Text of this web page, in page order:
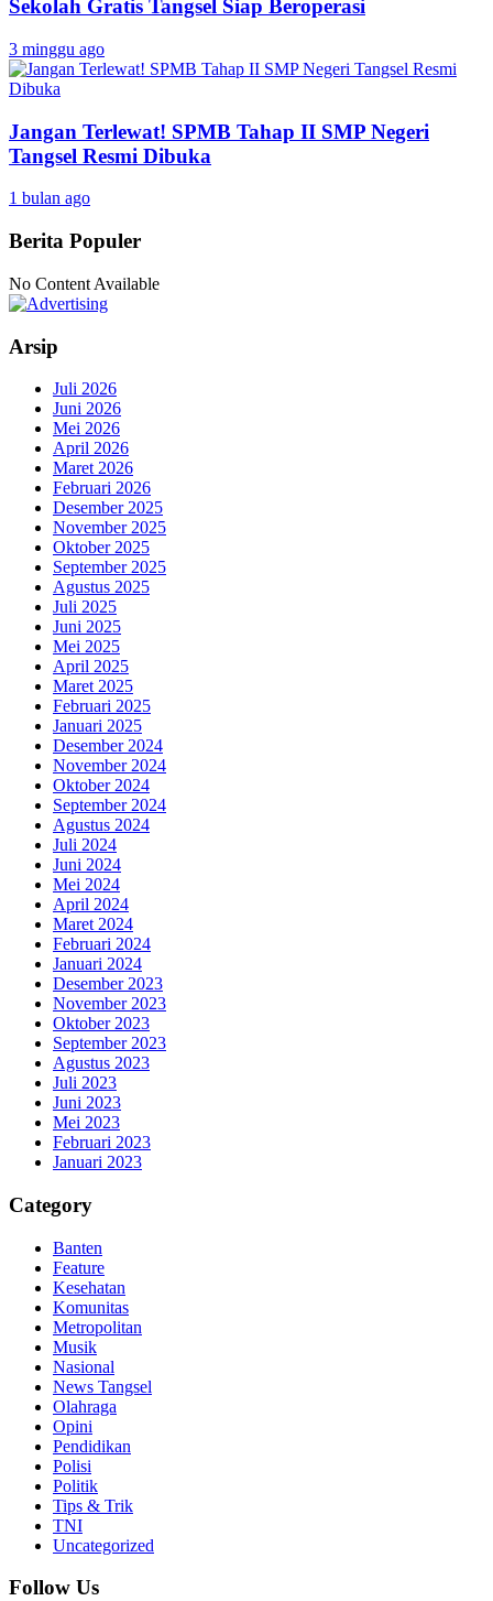
Sekolah Gratis Tangsel Siap Beroperasi
3 minggu ago
Jangan Terlewat! SPMB Tahap II SMP Negeri
Tangsel Resmi Dibuka
1 bulan ago
Berita Populer
No Content Available
Arsip
Juli 2026
Juni 2026
Mei 2026
April 2026
Maret 2026
Februari 2026
Desember 2025
November 2025
Oktober 2025
September 2025
Agustus 2025
Juli 2025
Juni 2025
Mei 2025
April 2025
Maret 2025
Februari 2025
Januari 2025
Desember 2024
November 2024
Oktober 2024
September 2024
Agustus 2024
Juli 2024
Juni 2024
Mei 2024
April 2024
Maret 2024
Februari 2024
Januari 2024
Desember 2023
November 2023
Oktober 2023
September 2023
Agustus 2023
Juli 2023
Juni 2023
Mei 2023
Februari 2023
Januari 2023
Category
Banten
Feature
Kesehatan
Komunitas
Metropolitan
Musik
Nasional
News Tangsel
Olahraga
Opini
Pendidikan
Polisi
Politik
Tips & Trik
TNI
Uncategorized
Follow Us